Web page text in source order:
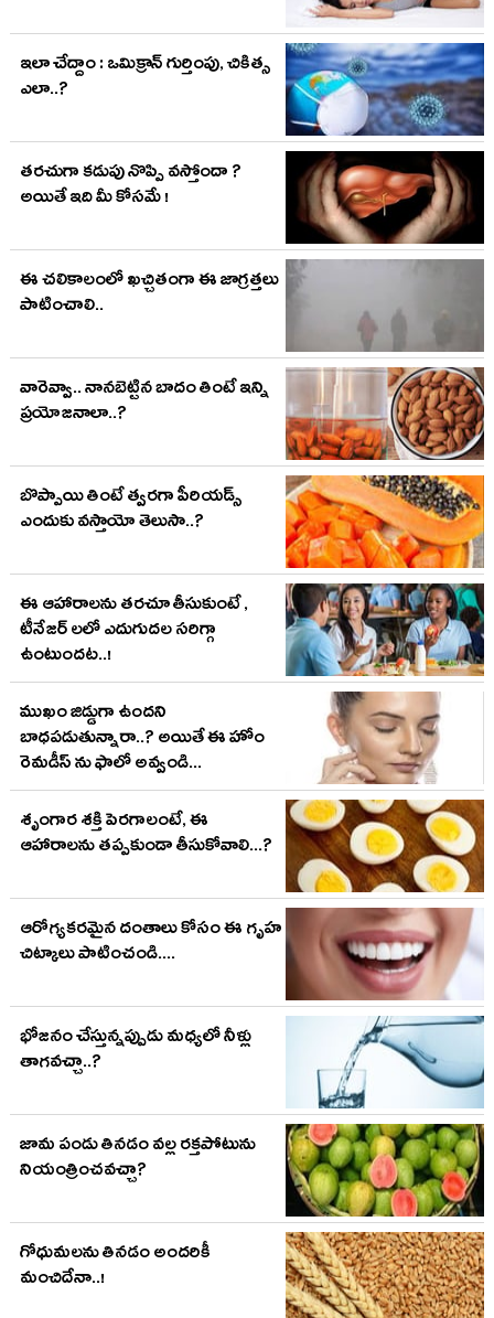
ఇలా చేద్దాం : ఒమిక్రాన్‌ గుర్తింపు, చికిత్స
ఎలా..?
తరచుగా కడుపు నొప్పి వస్తోందా ?
అయితే ఇది మీ కోసమే !
ఈ చలికాలంలో ఖచ్చితంగా ఈ జాగ్రత్తలు
పాటించాలి..
వారెవ్వా.. నానబెట్టిన బాదం తింటే ఇన్ని
ప్రయోజనాలా..?
బొప్పాయి తింటే త్వరగా పీరియడ్స్
ఎందుకు వస్తాయో తెలుసా..?
ఈ ఆహారాలను తరచూ తీసుకుంటే ,
టీనేజర్ లలో ఎదుగుదల సరిగ్గా
ఉంటుందట..!
ముఖం జిడ్డుగా ఉందని
బాధపడుతున్నారా..? అయితే ఈ హోం
రెమడీస్ ను ఫాలో అవ్వండి...
శృంగార శక్తి పెరగాలంటే, ఈ
ఆహారాలను తప్పకుండా తీసుకోవాలి...?
ఆరోగ్యకరమైన దంతాలు కోసం ఈ గృహ
చిట్కాలు పాటించండి....
భోజనం చేస్తున్నప్పుడు మధ్యలో నీళ్లు
తాగవచ్చా..?
జామ పండు తినడం వల్ల రక్తపోటును
నియంత్రించవచ్చా?
గోధుమలను తినడం అందరికీ
మంచిదేనా..!